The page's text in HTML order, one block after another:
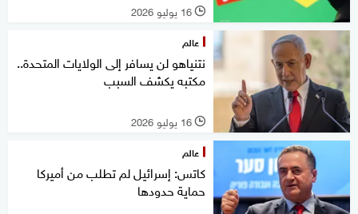
l 16 يوليو 2026
عالم
نتنياهو لن يسافر إلى الولايات المتحدة..
مكتبه يكشف السبب
l 16 يوليو 2026
عالم
كاتس: إسرائيل لم تطلب من أميركا
حماية حدودها